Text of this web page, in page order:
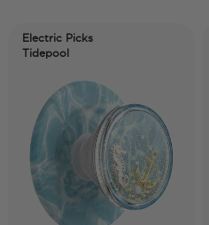
Electric Picks
Tidepool